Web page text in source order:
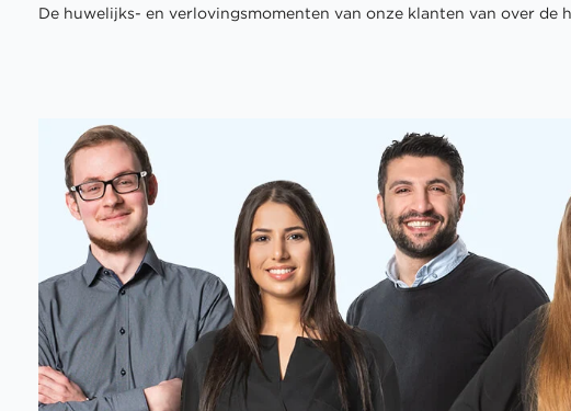
De huwelijks- en verlovingsmomenten van onze klanten van over de